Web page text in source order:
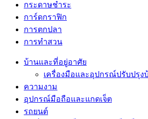
กระดาษชำระ
การ์ดกราฟิก
การตกปลา
การทำสวน
บ้านและที่อยู่อาศัย
เครื่องมือและอุปกรณ์ปรับปรุง
ความงาม
อุปกรณ์มือถือและแกดเจ็ต
รถยนต์